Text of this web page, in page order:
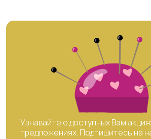
Узнавайте о доступных Вам
предложениях. Подпишитесь на